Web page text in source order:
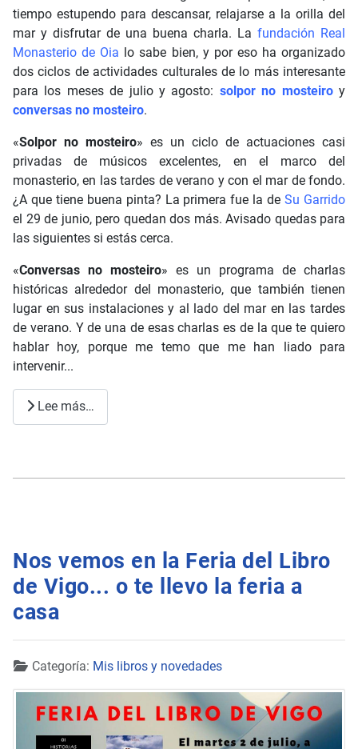
tiempo estupendo para descansar, relajarse a la orilla del
mar y disfrutar de una buena charla. La fundación Real
Monasterio de Oia lo sabe bien, y por eso ha organizado
dos ciclos de actividades culturales de lo más interesante
para los meses de julio y agosto: solpor no mosteiroy
conversas no mosteiro.
«Solpor no mosteiro» es un ciclo de actuaciones casi
privadas de músicos excelentes, en el marco del
monasterio, en las tardes de verano y con el mar de fondo.
¿A que tiene buena pinta? La primera fue la deSu Garrido
el 29 de junio, pero quedan dos más. Avisado quedas para
las siguientes si estás cerca.
«Conversas no mosteiro» es un programa de charlas
históricas alrededor del monasterio, que también tienen
lugar en sus instalaciones y al lado del mar en las tardes
de verano. Y de una de esas charlas es de la que te quiero
hablar hoy, porque me temo que me han liado para
intervenir...
Lee más…
Nos vemos en la Feria del Libro
de Vigo... o te llevo la feria a
casa
Detalles
Categoría: Mis libros y novedades